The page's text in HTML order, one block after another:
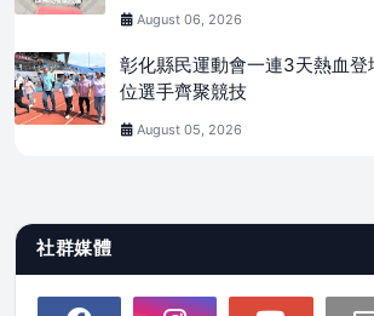
August 06, 2026
彰化縣民運動會一連3天熱血
位選手齊聚競技
August 05, 2026
社群媒體